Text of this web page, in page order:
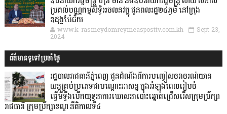
ប្រគល់បណ្ណកម្មសិទ្ធិអចលនវត្ថុ ជូនពលរដ្ឋ២៤ភូមិ នៅក្រុង
ឧដុង្គម៉ែជ័យ
www.k-rasmeydomreymeasposttv.com.kh Sept 23,
2024
ព័ត៌មានទូទៅប្រចាំថ្ងៃ
រដ្ឋបាលរាជធានីភ្នំពេញ ជូនដំណឹងពីការបញ្ចៀសចរាចរណ៍យាន
យន្តគ្រប់ប្រភេទជាបណ្តោះអាសន្ន ក្នុងអំឡុងពេលរៀបចំ
ធ្វើមីទ្ទីងបើកយុទ្ធនាការឃោសនាបោះឆ្នោតជ្រើសរើសក្រុមប្រឹក្សា
រាជធានី ក្រុមប្រឹក្សាខណ្ឌ នីតិកាលទី៤